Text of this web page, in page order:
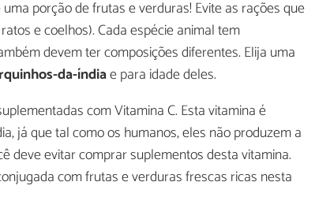
porção de frutas e verduras! Evite as rações que
e coelhos). Cada espécie animal tem
devem ter composições diferentes. Elija uma
da-índiae para idade deles.
com Vitamina C. Esta vitamina é
já que tal como os humanos, eles não produzem a
deve evitar comprar suplementos desta vitamina.
com frutas e verduras frescas ricas nesta